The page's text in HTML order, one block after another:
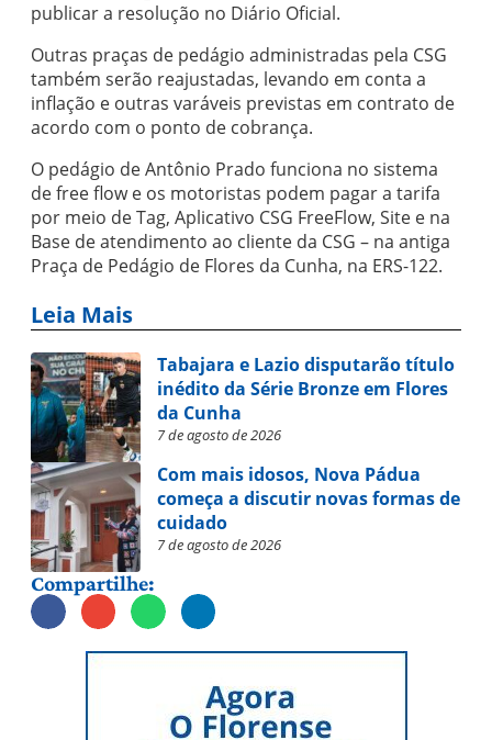
publicar a resolução no Diário Oficial.
Outras praças de pedágio administradas pela CSG
também serão reajustadas, levando em conta a
inflação e outras varáveis previstas em contrato de
acordo com o ponto de cobrança.
O pedágio de Antônio Prado funciona no sistema
de free flow e os motoristas podem pagar a tarifa
por meio de Tag, Aplicativo CSG FreeFlow, Site e na
Base de atendimento ao cliente da CSG – na antiga
Praça de Pedágio de Flores da Cunha, na ERS-122.
Leia Mais
Tabajara e Lazio disputarão título
inédito da Série Bronze em Flores
da Cunha
7 de agosto de 2026
Com mais idosos, Nova Pádua
começa a discutir novas formas de
cuidado
7 de agosto de 2026
Compartilhe: